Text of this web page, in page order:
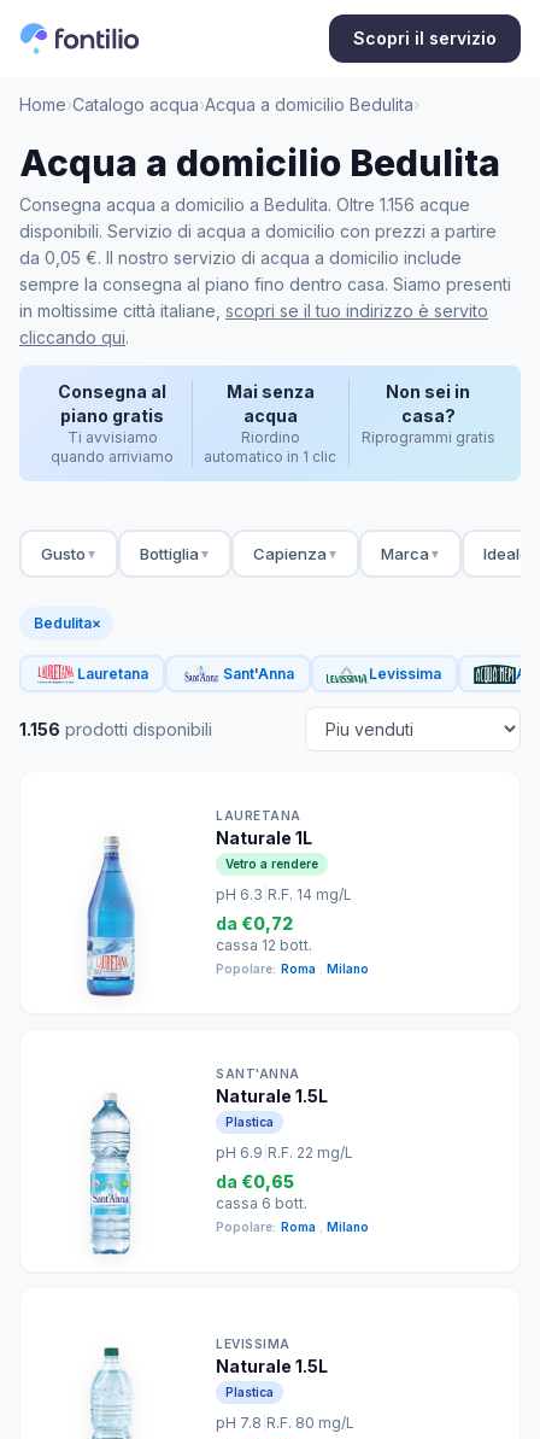
Scopri il servizio
Home›Catalogo acqua›Acqua a domicilio Bedulita›
Acqua a domicilio Bedulita
Consegna acqua a domicilio a Bedulita. Oltre 1.156 acque
disponibili. Servizio di acqua a domicilio con prezzi a partire
da 0,05 €. Il nostro servizio di acqua a domicilio include
sempre la consegna al piano fino dentro casa. Siamo presenti
in moltissime città italiane, scopri se il tuo indirizzo è servito
cliccando qui.
Consegna al
piano gratis
Ti avvisiamo
quando arriviamo
Mai senza
acqua
Riordino
automatico in 1 clic
Non sei in
casa?
Riprogrammi gratis
Gusto ▼ Bottiglia ▼ Capienza ▼ Marca ▼ Ideale
Bedulita×
Lauretana Sant'Anna Levissima
1.156 prodotti disponibili
LAURETANA
Naturale 1L
Vetro a rendere
pH 6.3 R.F. 14 mg/L
da €0,72
cassa 12 bott.
Popolare: Roma Milano
SANT'ANNA
Naturale 1.5L
Plastica
pH 6.9 R.F. 22 mg/L
da €0,65
cassa 6 bott.
Popolare: Roma Milano
LEVISSIMA
Naturale 1.5L
Plastica
pH 7.8 R.F. 80 mg/L